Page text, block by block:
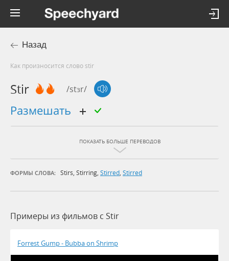
Назад
Как произносится слово stir
Stir /stɜr/
размешать
ПОКАЗАТЬ БОЛЬШЕ ПЕРЕВОДОВ
ФОРМЫ СЛОВА: Stirs, Stirring, Stirred, Stirred
Примеры из фильмов c Stir
Forrest Gump - Bubba on Shrimp